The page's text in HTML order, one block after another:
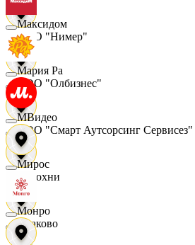
ООО "Нимер"
ООО "Олбизнес"
ООО "Смарт Аутсорсинг Сервисез"
Отдохни
Очаково
Максидом
Мария Ра
МВидео
Мирос
Монро